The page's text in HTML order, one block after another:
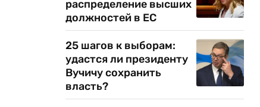
распределение высших
должностей в ЕС
25 шагов к выборам:
удастся ли президенту
Вучичу сохранить
власть?